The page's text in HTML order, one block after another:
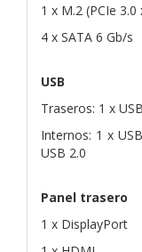
1 x M.2 (PCIe 3.0
4 x SATA 6 Gb/s
USB
Traseros: 1 x
Internos: 1 x
USB 2.0
Panel trasero
1 x DisplayPort